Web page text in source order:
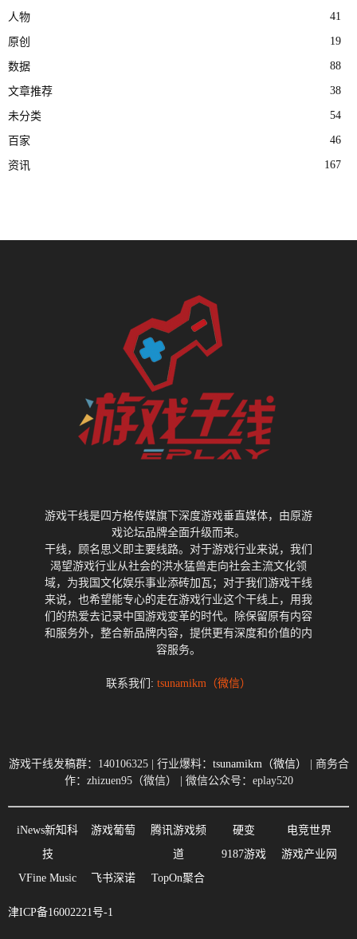
人物 41
原创 19
数据 88
文章推荐 38
未分类 54
百家 46
资讯 167
游戏干线是四方格传媒旗下深度游戏垂直媒体，由原游
戏论坛品牌全面升级而来。
干线，顾名思义即主要线路。对于游戏行业来说，我们
渴望游戏行业从社会的洪水猛兽走向社会主流文化领
域，为我国文化娱乐事业添砖加瓦；对于我们游戏干线
来说，也希望能专心的走在游戏行业这个干线上，用我
们的热爱去记录中国游戏变革的时代。除保留原有内容
和服务外，整合新品牌内容，提供更有深度和价值的内
容服务。
联系我们: tsunamikm（微信）
游戏干线发稿群：140106325 | 行业爆料： tsunamikm（微信）
| 商务合
作：zhizuen95（微信） | 微信公众号：eplay520
iNews新知科
技
游戏葡萄
腾讯游戏频
道
硬变
电竞世界
9187游戏
游戏产业网
VFine Music
飞书深诺 TopOn聚合
津ICP备16002221号-1